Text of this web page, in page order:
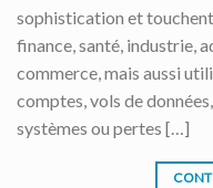
sophistication et
finance, santé, industrie,
commerce, mais aussi
comptes, vols de
systèmes ou pertes […]